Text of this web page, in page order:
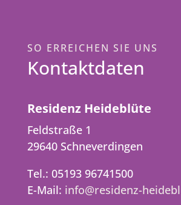
SO ERREICHEN SIE UNS
Kontaktdaten
Residenz Heideblüte
Feldstraße 1
29640 Schneverdingen
Tel.: 05193 96741500
E-Mail: info@residenz-